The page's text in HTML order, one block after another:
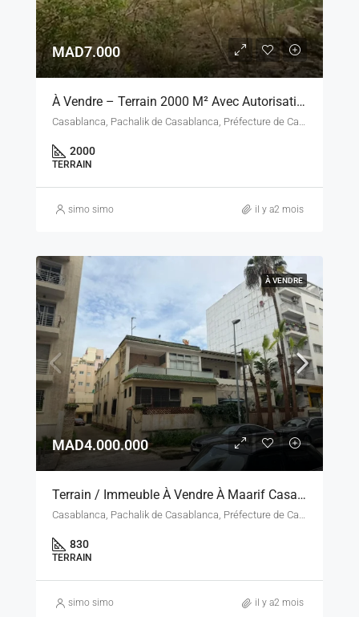
MAD7.000
À Vendre – Terrain 2000 M² Avec Autorisation École – Casablanca, Secteur Errahma / Essoukhour Assawda
2000
TERRAIN
simo simo il y a2 mois
À VENDRE
MAD4.000.000
Terrain / Immeuble À Vendre À Maarif Casablanca – 830 M² – Zone B5 R+5
Casablanca, Pachalik de Casablanca, Préfecture de Casablanca, Casablanca-Settat, Maroc
830
TERRAIN
simo simo il y a2 mois